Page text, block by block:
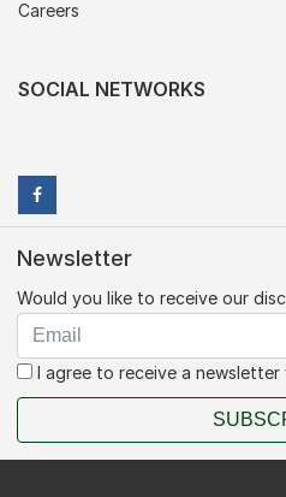
Careers
SOCIAL NETWORKS
Newsletter
Would you like to receive our
I agree to receive a newsletter